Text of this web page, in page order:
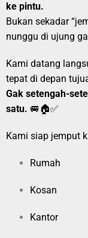
ke pintu.
Bukan sekadar
nunggu di ujung
Kami datang
tepat di depan
Gak setengah-
satu. 🚐🏠✅
Kami siap jemput
Rumah
Kosan
Kantor